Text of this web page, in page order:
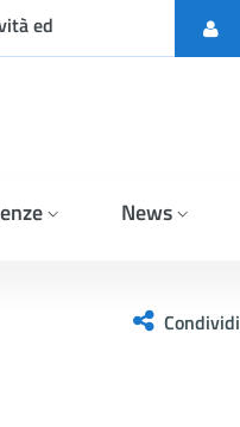
ed
News
Condividi